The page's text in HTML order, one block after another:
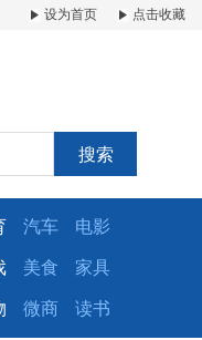
设为首页 点击收藏
搜索
汽车 电影
美食 家具
微商 读书